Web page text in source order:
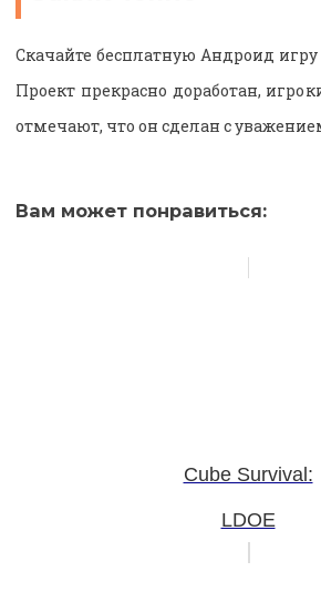
Скачайте бесплатную Андроид
Проект прекрасно доработан,
отмечают, что он сделан с
Вам может понравиться:
Cube Survival:
LDOE